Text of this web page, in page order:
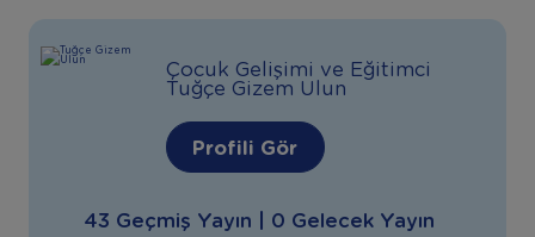
Çocuk Gelişimi ve Eğitimci
Tuğçe Gizem Ulun
Profili Gör
43 Geçmiş Yayın | 0 Gelecek Yayın